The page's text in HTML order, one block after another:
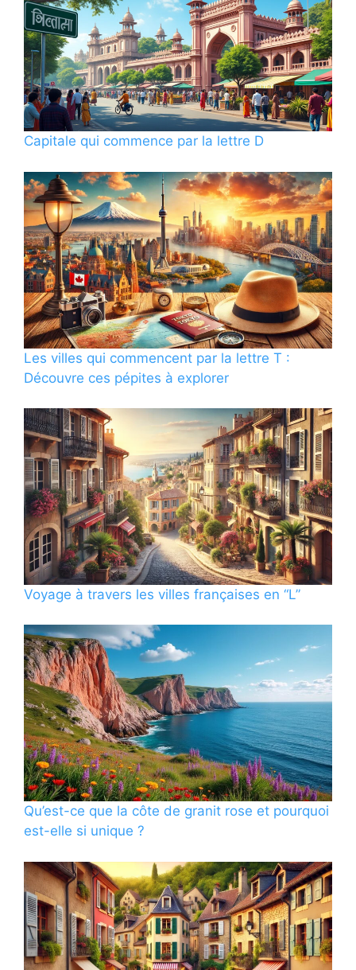
Capitale qui commence par la lettre D
Les villes qui commencent par la lettre T :
Découvre ces pépites à explorer
Voyage à travers les villes françaises en “L”
Qu’est-ce que la côte de granit rose et pourquoi
est-elle si unique ?